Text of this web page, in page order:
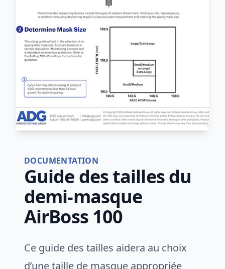
DOCUMENTATION
Guide des tailles du
demi-masque
AirBoss 100
Ce guide des tailles aidera au choix
d’une taille de masque appropriée